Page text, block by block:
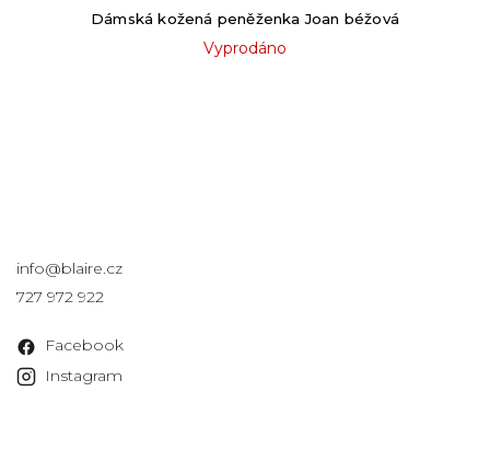
Dámská kožená peněženka Joan béžová
Vyprodáno
info@blaire.cz
727 972 922
Facebook
Instagram